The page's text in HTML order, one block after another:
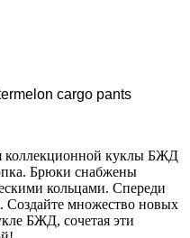
cargo pants
коллекционной куклы БЖД
Брюки снабжены
кольцами. Спереди
Создайте множество новых
БЖД, сочетая эти